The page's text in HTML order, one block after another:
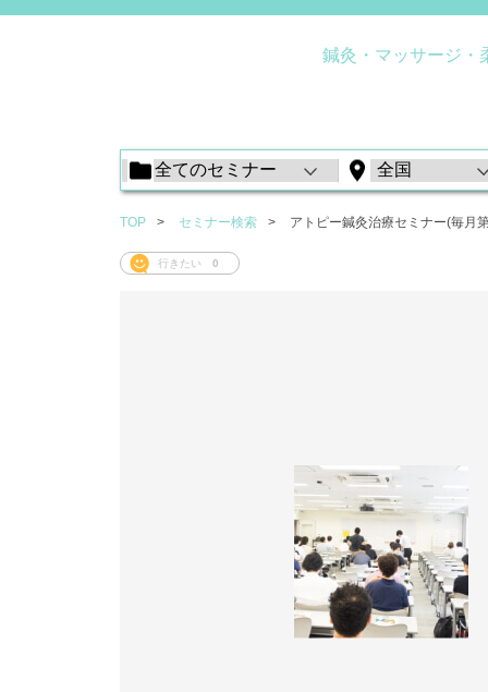
鍼灸・マッサージ・
TOP セミナー検索 アトピー鍼灸治療セミナー(毎月
行きたい 0